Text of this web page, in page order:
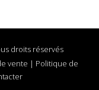
droits réservés
vente | Politique de